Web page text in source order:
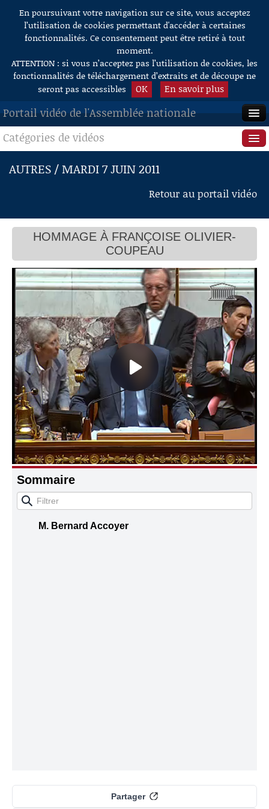
Aller au contenu
En poursuivant votre navigation sur ce site, vous acceptez
l’utilisation de cookies permettant d'accéder à certaines
fonctionnalités. Ce consentement peut être retiré à tout
moment.
ATTENTION : si vous n’acceptez pas l’utilisation de cookies, les
fonctionnalités de téléchargement d’extraits et de découpe ne
seront pas accessibles
OK En savoir plus
Portail vidéo de l'Assemblée nationale
ACCUEIL
EN DIRECT
RECHERCHE
AIDE À LA DÉCOUPE
DE VIDÉOS
Catégories de vidéos
Séance publique
Questions au Gouvernement
Commissions
Présidence
Évènements
Connaissance, Histoire
Autres
AUTRES / MARDI 7 JUIN 2011
Retour au portail vidéo
HOMMAGE À FRANÇOISE OLIVIER-
COUPEAU
Sommaire
M. Bernard Accoyer
Partager